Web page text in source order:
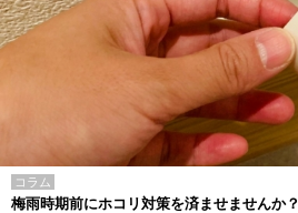
コラム
梅雨時期前にホコリ対策を済ませませんか？